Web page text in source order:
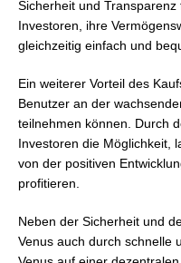
Sicherheit und
Investoren, ihre
gleichzeitig einfach und
Ein weiterer Vorteil des
Benutzer an der
teilnehmen können. Durch
Investoren die Möglichkeit,
von der positiven
profitieren.
Neben der Sicherheit und
Venus auch durch schnelle